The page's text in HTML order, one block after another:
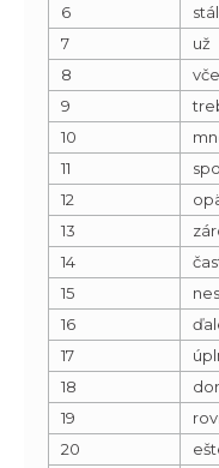
6
7
už
8
9
10
11
12
13
14
15
16
17
18
19
20